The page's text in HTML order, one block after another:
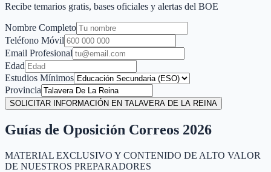
Recibe temarios gratis, bases oficiales y alertas del BOE
Nombre Completo
Teléfono Móvil
Email Profesional
Edad
Estudios Mínimos
Provincia
SOLICITAR INFORMACIÓN EN TALAVERA DE LA REINA
Guías de Oposición Correos 2026
MATERIAL EXCLUSIVO Y CONTENIDO DE ALTO VALOR
DE NUESTROS PREPARADORES